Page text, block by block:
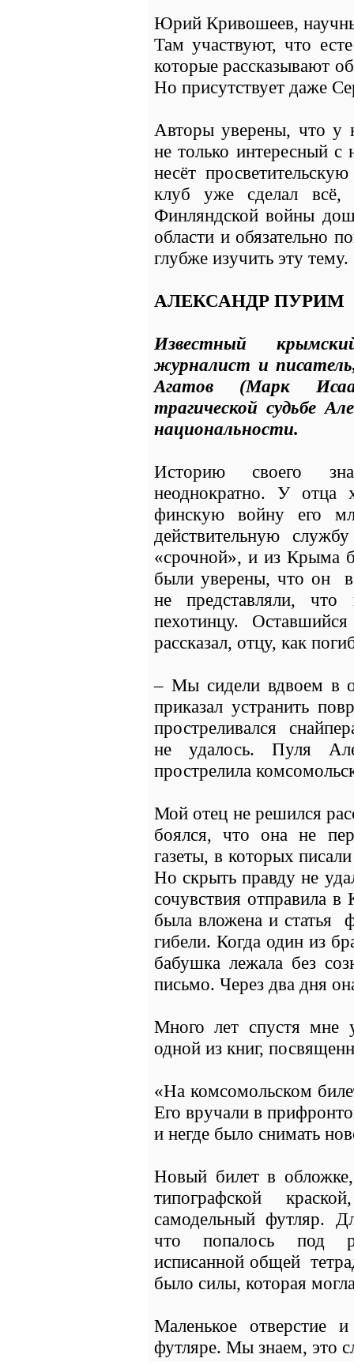
Юрий Кривошеев,
Там участвуют, что
которые рассказывают
Но присутствует даже
Авторы уверены, что у
не только интересный с
несёт
клуб уже сделал всё,
Финляндской войны
области и обязательно
глубже изучить эту
АЛЕКСАНДР ПУРИМ
Известный
журналист и
Агатов (Марк
трагической судьбе
национальности.
Историю своего
неоднократно. У отца
финскую войну его
действительную
«срочной», и из Крыма
были уверены, что он
не представляли,
пехотинцу.
рассказал, отцу, как
– Мы сидели вдвоем в
приказал устранить
простреливался
не удалось. Пуля
прострелила
Мой отец не решился
боялся, что она не
газеты, в которых
Но скрыть правду не
сочувствия отправила
была вложена и статья
гибели. Когда один из
бабушка лежала без
письмо. Через два дня
Много лет спустя мне
одной из книг,
«На комсомольском
Его вручали в
и негде было снимать
Новый билет в
типографской
самодельный футляр.
что попалось под
исписанной общей
было силы, которая
Маленькое отверстие
футляре. Мы знаем, это